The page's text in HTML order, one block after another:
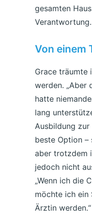
gesamten
Verantwortung.
Von einem
Grace träumte
werden. „Aber
hatte
lang
Ausbildung
beste Option –
aber trotzdem
jedoch nicht
„Wenn ich die
möchte ich ein
Ärztin werden.“